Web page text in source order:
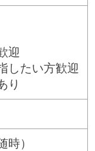
迎
したい方歓迎
り
時）